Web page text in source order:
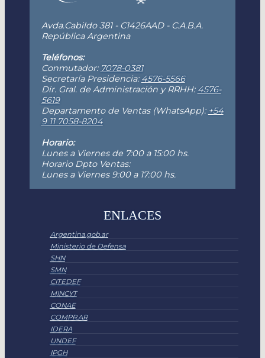
Avda.Cabildo 381 - C1426AAD - C.A.B.A.
República Argentina
Teléfonos:
Conmutador: 7078-0381
Secretaría Presidencia: 4576-5566
Dir. Gral. de Administración y RRHH: 4576-
5619
Departamento de Ventas (WhatsApp): +54
9 11 7058-8204
Horario:
Lunes a Viernes de 7:00 a 15:00 hs.
Horario Dpto Ventas:
Lunes a Viernes 9:00 a 17:00 hs.
ENLACES
Argentina.gob.ar
Ministerio de Defensa
SHN
SMN
CITEDEF
MINCYT
CONAE
COMPR.AR
IDERA
UNDEF
IPGH